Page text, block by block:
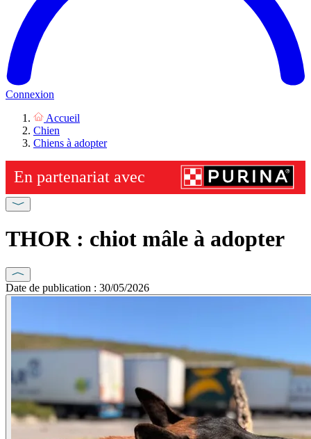
Connexion
Accueil
Chien
Chiens à adopter
THOR : chiot mâle à adopter
Date de publication : 30/05/2026